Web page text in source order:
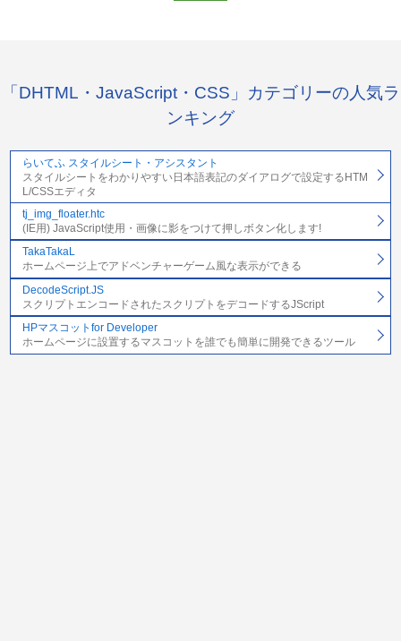
「DHTML・JavaScript・CSS」カテゴリーの人気ラ
ンキング
らいてふ スタイルシート・アシスタント
スタイルシートをわかりやすい日本語表記のダイアログで設定するHTM
L/CSSエディタ
tj_img_floater.htc
(IE用) JavaScript使用・画像に影をつけて押しボタン化します!
TakaTakaL
ホームページ上でアドベンチャーゲーム風な表示ができる
DecodeScript.JS
スクリプトエンコードされたスクリプトをデコードするJScript
HPマスコットfor Developer
ホームページに設置するマスコットを誰でも簡単に開発できるツール